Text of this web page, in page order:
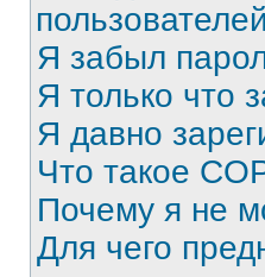
Я забыл
Я только что
Я давно
Что такое
Почему я не
Для чего